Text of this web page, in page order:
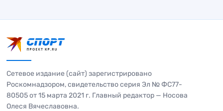
Сетевое издание (сайт) зарегистрировано
Роскомнадзором, свидетельство серия Эл № ФС77-
80505 от 15 марта 2021 г. Главный редактор — Носова
Олеся Вячеславовна.